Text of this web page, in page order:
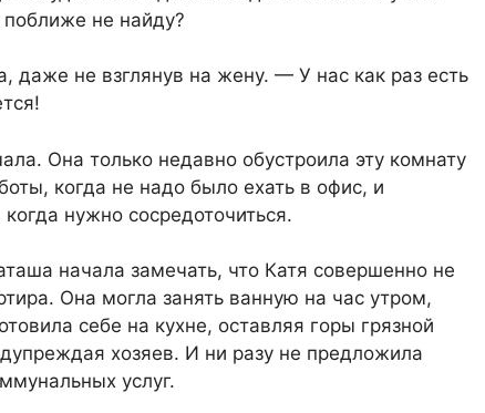
не найду?
не взглянув на жену. — У нас как раз есть
Она только недавно обустроила эту комнату
когда не надо было ехать в офис, и
нужно сосредоточиться.
начала замечать, что Катя совершенно не
Она могла занять ванную на час утром,
себе на кухне, оставляя горы грязной
хозяев. И ни разу не предложила
услуг.